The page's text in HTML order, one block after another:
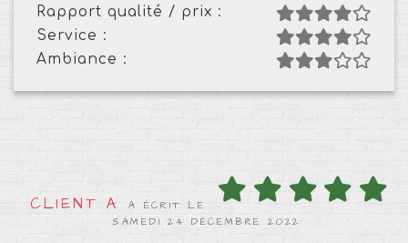
Rapport qualité / prix :
Service :
Ambiance :
CLIENT A
A ÉCRIT LE
SAMEDI 24 DÉCEMBRE 2022